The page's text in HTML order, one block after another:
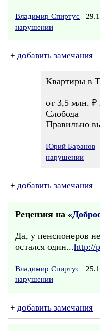
Владимир Спиртус
нарушении
+ добавить замечания
Квартиры в
от 3,5 млн. ₽
Слобода
Правильно
Юрий Баранов
нарушении
+ добавить замечания
Рецензия на «
Да, у пенсионеров
остался один...http://
Владимир Спиртус
нарушении
+ добавить замечания